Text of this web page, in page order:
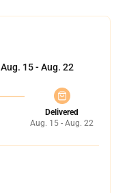
Aug. 15 - Aug. 22
Delivered
Aug. 15 - Aug. 22